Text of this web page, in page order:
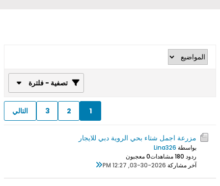
تصفية - فلترة
1
2
3 التالي
مزرعة اجمل شتاء بحي الروية دبي للايجار
بواسطة Lina326
ردود 0
18 مشاهدات
0 معجبون
آخر مشاركة 03-30-2026, 12:27 PM